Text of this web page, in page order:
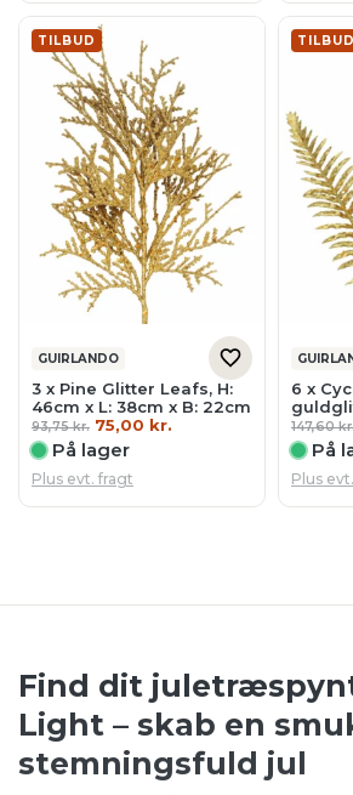
TILBUD
GUIRLANDO
3 x Pine Glitter Leafs, H:
46cm x L: 38cm x B: 22cm
93,75kr. Den
pris
var:
93,75 kr..
75,00 kr.
På lager
Plus evt. fragt
TILBUD
6 x
147,60
På
Plus
Find dit
Light – skab en
stemningsfuld jul